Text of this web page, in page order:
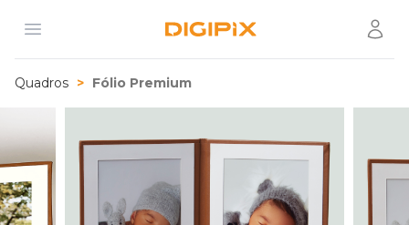
Open menu Digipix
Quadros Fólio Premium